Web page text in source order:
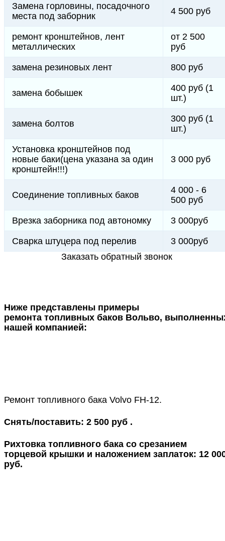
Замена горловины, посадочного
места под заборник
4 500 руб
ремонт кронштейнов, лент
металлических
от 2 500
руб
замена резиновых лент 800 руб
замена бобышек
400 руб (1
шт.)
замена болтов
300 руб (1
шт.)
Установка кронштейнов под
новые баки(цена указана за один
кронштейн!!!)
3 000 руб
Соединение топливных баков
4 000 - 6
500 руб
Врезка заборника под автономку 3 000руб
Сварка штуцера под перелив
3 000руб
Заказать обратный звонок
Ниже представлены примеры
ремонта топливных баков Вольво,
нашей компанией:
Ремонт топливного бака Volvo FH-12.
Снять/поставить: 2 500 руб .
Рихтовка топливного бака со срезанием
торцевой крышки и наложением заплаток: 12
руб.